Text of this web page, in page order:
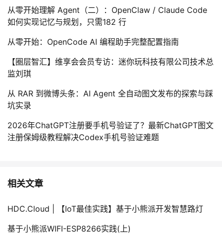
从零开始理解 Agent（二）：OpenClaw / Claude Code
如何实现记忆与规划，只需182 行
从零开始：OpenCode AI 编程助手完整配置指南
【圈层智汇】维享会会员专访：迷你玩科技有限公司技术总
监刘琪
从 RAR 到微博头条：AI Agent 全自动图文发布的探索与踩
坑实录
2026年ChatGPT注册要手机号验证了？最新ChatGPT图文
注册保姆级教程解决Codex手机号验证难题
相关文章
HDC.Cloud | 【IoT最佳实践】基于小熊派开发智慧路灯
基于小熊派WIFI-ESP8266实践(上)